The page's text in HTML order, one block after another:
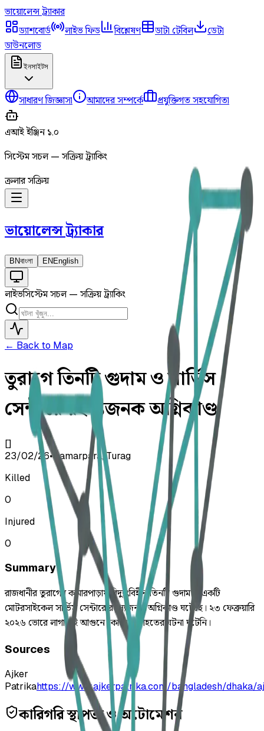
ভায়োলেন্সট্র্যাকার
ড্যাশবোর্ড
লাইভ ফিড বিশ্লেষণ ডাটা টেবিল
ডেটা
ডাউনলোড
ইনসাইটস
সাধারণ জিজ্ঞাসা আমাদের সম্পর্কে প্রযুক্তিগত সহযোগিতা
এআই ইঞ্জিন ১.০
সিস্টেম সচল — সক্রিয় ট্র্যাকিং
ক্রলার সক্রিয়
ভায়োলেন্সট্র্যাকার
BNবাংলা EN English
লাইভসিস্টেম সচল — সক্রিয় ট্র্যাকিং
← Back to Map
তুরাগে তিনটি গুদাম ও সার্ভিস
সেন্টারে রহস্যজনক অগ্নিকাণ্ড
[]
23/02/26•Kamarpara, Turag
Killed
0
Injured
0
Summary
রাজধানীর তুরাগের কামারপাড়ায় বিদ্যুৎবিহীন তিনটি গুদাম ও একটি
মোটরসাইকেল সার্ভিস সেন্টারে রহস্যজনক অগ্নিকাণ্ড ঘটেছে। ২৩ ফেব্রুয়ারি
২০২৬ ভোরে লাগা এই আগুনে কোনো হতাহতের ঘটনা ঘটেনি।
Sources
Ajker
Patrikahttps://www.ajkerpatrika.com/bangladesh/dhaka/
কারিগরি স্থাপত্য ও অটোমেশন